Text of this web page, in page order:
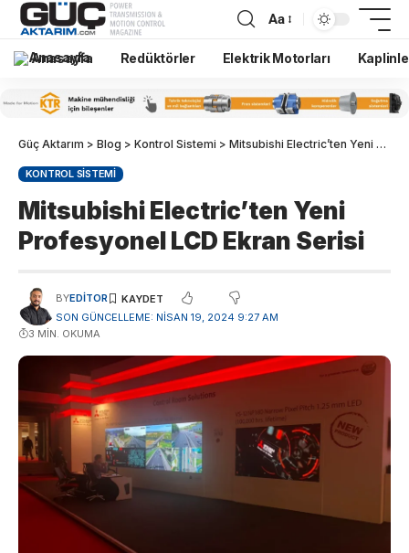
Aa
Anasayfa Redüktörler Elektrik Motorları
Güç Aktarım > Blog > Kontrol Sistemi > Mitsubishi Electric’ten Yeni Profesyonel LCD Ekran Serisi
KONTROL SISTEMI
Mitsubishi Electric’ten Yeni
Profesyonel LCD Ekran Serisi
SON GÜNCELLEME: NISAN 19, 2024 9:27 AM
BYEDITOR
3 MIN. OKUMA